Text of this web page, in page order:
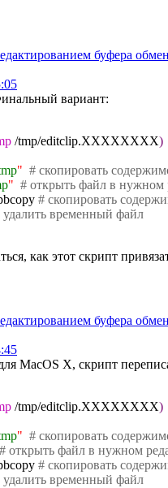
буфера
вариант:
/tmp/editclip.XXXXXXXX)
" # скопировать
" # открыть файл в нужном
# скопировать
удалить временный файл
как этот скрипт
буфера
MacOS X, скрипт
/tmp/editclip.XXXXXXXX)
" # скопировать
# открыть файл в нужном
# скопировать
удалить временный файл